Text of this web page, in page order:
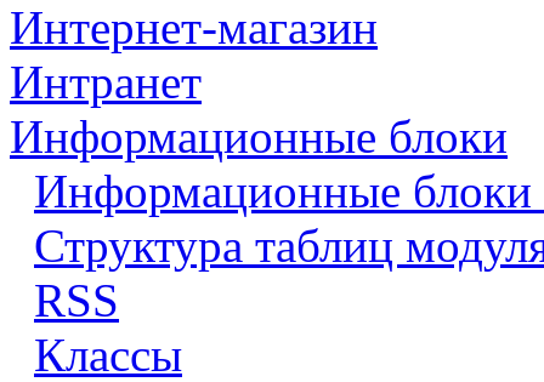
Интернет-магазин
Интранет
Информационные блоки
Информационные блоки
Структура таблиц
RSS
Классы